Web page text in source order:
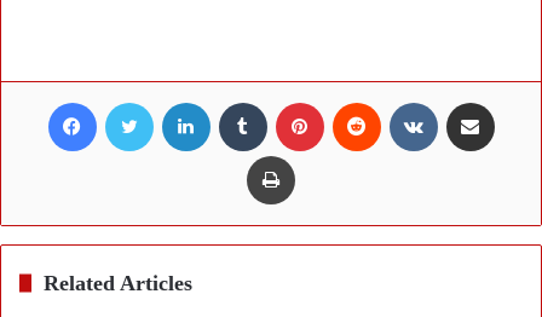
Facebook Twitter LinkedIn Tumblr Pinterest Reddit VKontakte
Print
Related Articles